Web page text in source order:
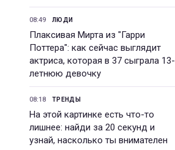
08:49 ЛЮДИ
Плаксивая Мирта из "Гарри
Поттера": как сейчас выглядит
актриса, которая в 37 сыграла 13-
летнюю девочку
08:18 ТРЕНДЫ
На этой картинке есть что-то
лишнее: найди за 20 секунд и
узнай, насколько ты внимателен